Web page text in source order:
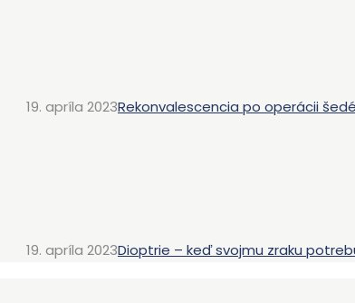
19. apríla 2023Rekonvalescencia po operácii
19. apríla 2023Dioptrie – keď svojmu zraku